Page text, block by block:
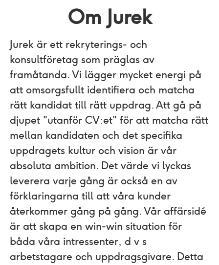
Om Jurek
Jurek är ett rekryterings- och
konsultföretag som präglas av
framåtanda. Vi lägger mycket energi på
att omsorgsfullt identifiera och matcha
rätt kandidat till rätt uppdrag. Att gå på
djupet "utanför CV:et"​ för att matcha rätt
mellan kandidaten och det specifika
uppdragets kultur och vision är vår
absoluta ambition. Det värde vi lyckas
leverera varje gång är också en av
förklaringarna till att våra kunder
återkommer gång på gång. Vår affärsidé
är att skapa en win-win situation för
båda våra intressenter, d v s
arbetstagare och uppdragsgivare. Detta